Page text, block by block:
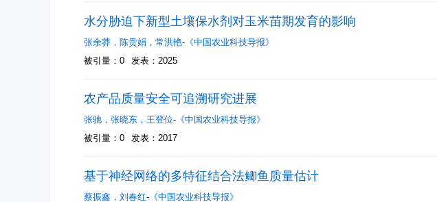
水分胁迫下新型土壤保水剂对玉米苗期发育的影响
张余莽 ， 陈贵娟 ， 常洪艳- 《中国农业科技导报》
被引量：0
发表：2025
农产品质量安全可追溯研究进展
张驰 ， 张晓东 ， 王登位- 《中国农业科技导报》
被引量：0
发表：2017
基于神经网络的多特征结合法鲫鱼质量估计
蔡振鑫 ， 刘春红- 《中国农业科技导报》